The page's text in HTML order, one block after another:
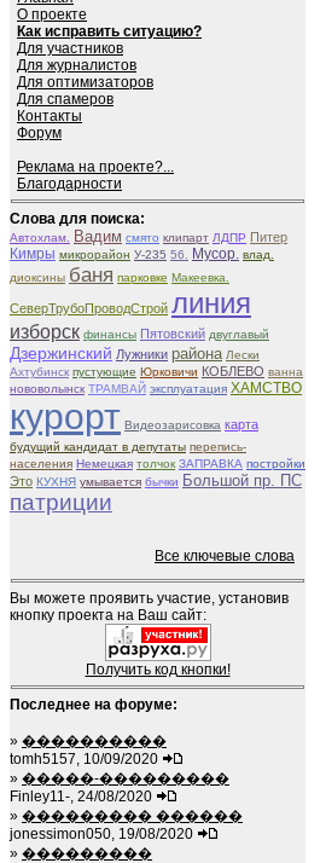
О проекте
Как исправить ситуацию?
Для участников
Для журналистов
Для оптимизаторов
Для спамеров
Контакты
Форум
Реклама на проекте?...
Благодарности
Слова для поиска:
Автохлам. Вадим смято клипарт ЛДПР Питер
Кимры микрорайон У-235 56. Мусор. влад.
диоксины баня парковке Макеевка.
СеверТрубоПроводСтрой линия
изборск финансы Пятовский двуглавый
Дзержинский Лужники района Лески
Ахтубинск пустующие Юрковичи КОБЛЕВО ванна
нововолынск ТРАМВАЙ эксплуатация ХАМСТВО
курорт Видеозарисовка карта
будущий кандидат в депутаты перепись-
населения Немецкая толчок ЗАПРАВКА постройки
Это КУХНЯ умывается бычки Большой пр. ПС
патриции
Все ключевые слова
Вы можете проявить участие, установив
кнопку проекта на Ваш сайт:
Получить код кнопки!
Последнее на форуме:
» ����������
tomh5157, 10/09/2020
» �����-���������
Finley11-, 24/08/2020
» ��������� ������
jonessimon050, 19/08/2020
» ���������